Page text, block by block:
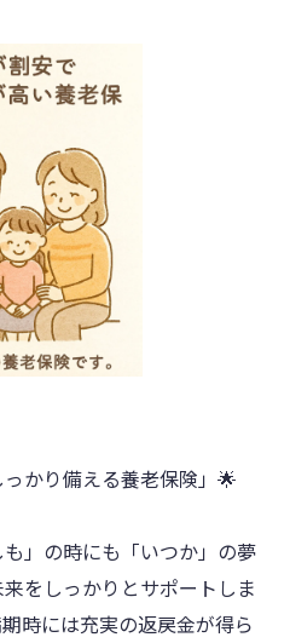
かり備える養老保険」🌟
」の時にも「いつか」の夢
をしっかりとサポートしま
時には充実の返戻金が得ら